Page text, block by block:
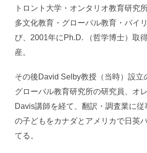
トロント大学・オンタリオ教育研究
多文化教育・グローバル教育・バイ
び、2001年にPh.D. （哲学博士）取
産。
その後David Selby教授（当時）設立
グローバル教育研究所の研究員、オ
Davis講師を経て、翻訳・調査業に従
の子どもをカナダとアメリカで日英
てる。